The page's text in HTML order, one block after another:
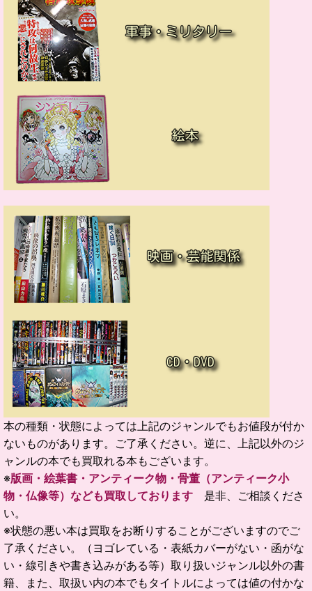
本の種類・状態によっては上記のジャンルでもお値段が付か
ないものがあります。ご了承ください。逆に、上記以外のジ
ャンルの本でも買取れる本もございます。
※版画・絵葉書・アンティーク物・骨董（アンティーク小
物・仏像等）なども買取しております 是非、ご相談くださ
い。
※状態の悪い本は買取をお断りすることがございますのでご
了承ください。（ヨゴレている・表紙カバーがない・函がな
い・線引きや書き込みがある等）取り扱いジャンル以外の書
籍、また、取扱い内の本でもタイトルによっては値の付かな